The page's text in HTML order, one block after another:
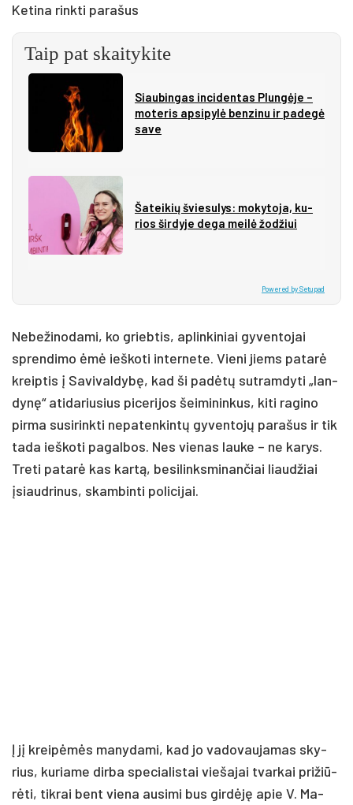
Ke­ti­na rink­ti pa­ra­šus
Taip pat skaitykite
Siau­bin­gas in­ci­den­tas Plun­gė­je –
mo­te­ris ap­si­py­lė ben­zi­nu ir pa­de­gė
sa­ve
Ša­tei­kių švie­su­lys: mo­ky­to­ja, ku­
rios šir­dy­je de­ga mei­lė žo­džiui
Powered by Setupad
Ne­be­ži­no­da­mi, ko grieb­tis, ap­lin­ki­niai gy­ven­to­jai
spren­di­mo ėmė ieš­ko­ti in­ter­ne­te. Vie­ni jiems pa­ta­rė
kreip­tis į Sa­vi­val­dy­bę, kad ši pa­dė­tų su­tram­dy­ti „lan­
dy­nę“ ati­da­riu­sius pi­ce­ri­jos šei­mi­nin­kus, ki­ti ra­gi­no
pir­ma su­si­rink­ti ne­pa­ten­kin­tų gy­ven­to­jų pa­ra­šus ir tik
ta­da ieš­ko­ti pa­gal­bos. Nes vie­nas lau­ke – ne ka­rys.
Tre­ti pa­ta­rė kas kar­tą, be­si­links­mi­nan­čiai liau­džiai
įsiaud­ri­nus, skam­bin­ti po­li­ci­jai.
Į jį krei­pė­mės ma­ny­da­mi, kad jo va­do­vau­ja­mas sky­
rius, ku­ria­me dir­ba spe­cia­lis­tai vie­ša­jai tvar­kai pri­žiū­
rė­ti, tik­rai bent vie­na au­si­mi bus gir­dė­ję apie V. Ma­